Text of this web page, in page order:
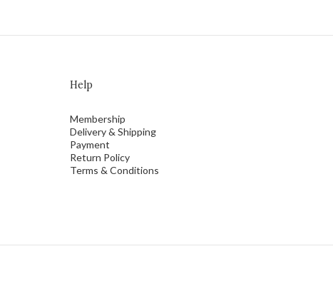
Help
Membership
Delivery & Shipping
Payment
Return Policy
Terms & Conditions